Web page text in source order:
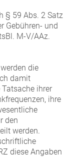
§ 59 Abs. 2 Satz
Gebühren- und
M-V/AAz.
die
damit
ihrer
ihre
den
werden.
diese Angaben